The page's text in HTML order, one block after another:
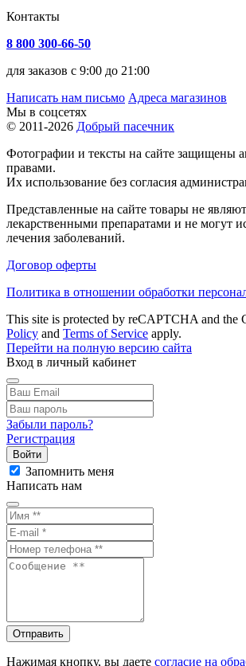
Контакты
8 800 300-66-50
для заказов с 9:00 до 21:00
Написать нам письмо Адреса магазинов
Мы в соцсетях
© 2011-2026 Добрый пасечник
Фотографии и тексты на сайте защищены
правами.
Их использование без согласия
Представленные на сайте товары не
лекарственными препаратами и не могут
лечения заболеваний.
Договор оферты
Политика в отношении обработки
This site is protected by reCAPTCHA and the
Policy and Terms of Service apply.
Перейти на полную версию сайта
Вход в личный кабинет
Забыли пароль?
Регистрация
Войти
Запомнить меня
Написать нам
Отправить
Нажимая кнопку, вы даете согласие на